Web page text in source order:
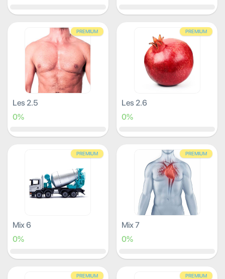
PREMIUM
Les 2.5
0%
PREMIUM
Les 2.6
0%
PREMIUM
Mix 6
0%
PREMIUM
Mix 7
0%
PREMIUM PREMIUM